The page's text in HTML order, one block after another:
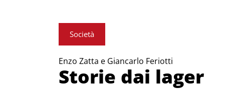
Società
Enzo Zatta e Giancarlo Feriotti
Storie dai lager